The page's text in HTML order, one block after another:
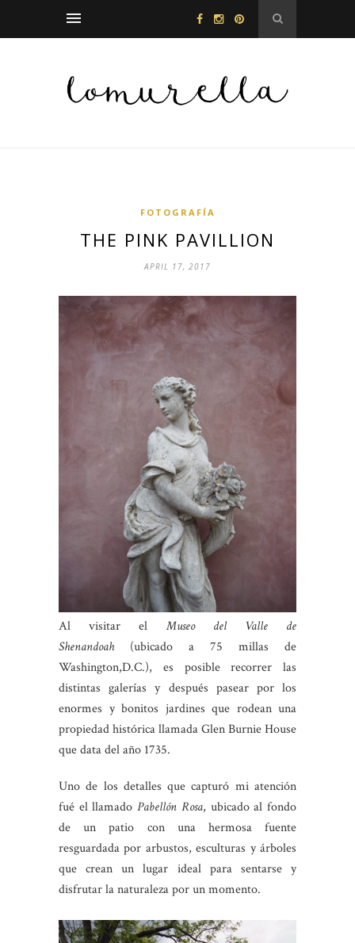
FOTOGRAFÍA
THE PINK PAVILLION
APRIL 17, 2017
Al visitar elMuseo del Valle de
Shenandoah(ubicado a 75 millas de
Washington,D.C.), es posible recorrer las
distintas galerías y después pasear por los
enormes y bonitos jardines que rodean una
propiedad histórica llamada Glen Burnie House
que data del año 1735.
Uno de los detalles que capturó mi atención
fué el llamadoPabellón Rosa, ubicado al fondo
de un patio con una hermosa fuente
resguardada por arbustos, esculturas y árboles
que crean un lugar ideal para sentarse y
disfrutar la naturaleza por un momento.